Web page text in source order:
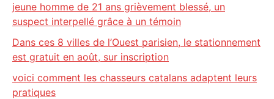
jeune homme de 21 ans grièvement blessé, un
suspect interpellé grâce à un témoin
Dans ces 8 villes de l’Ouest parisien, le stationnement
est gratuit en août, sur inscription
voici comment les chasseurs catalans adaptent leurs
pratiques